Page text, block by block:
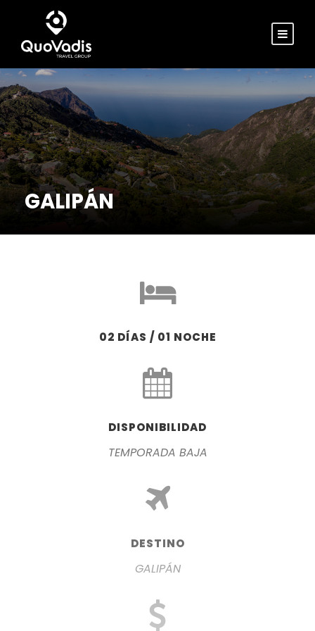
GALIPÁN
02 DÍAS / 01 NOCHE
DISPONIBILIDAD
TEMPORADA BAJA
DESTINO
GALIPÁN